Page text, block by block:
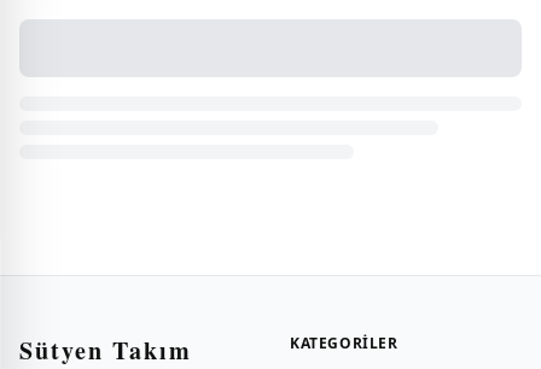
Sütyen Takım
KATEGORILER